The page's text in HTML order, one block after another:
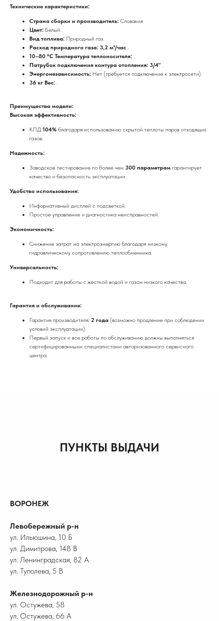
Технические характеристики:
Страна сборки и производитель: Словакия
Цвет: Белый.
Вид топлива: Природный газ.
Расход природного газа: 3,2 м³/час .
10–80 °C Температура теплоносителя: .
Патрубок подключения контура отопления: 3/4" .
Энергонезависимость: Нет (требуется подключение к электросети).
36 кг Вес: .
Преимущества модели:
Высокая эффективность:
КПД 104% благодаря использованию скрытой теплоты паров отходящих
газов.
Надежность:
Заводское тестирование по более чем 300 параметрам гарантирует
качество и безопасность эксплуатации.
Удобство использования:
Информативный дисплей с подсветкой.
Простое управление и диагностика неисправностей.
Экономичность:
Снижение затрат на электроэнергию благодаря низкому
гидравлическому сопротивлению теплообменника.
Универсальность:
Подходит для работы с жесткой водой и газом низкого качества.
Гарантия и обслуживание:
Гарантия производителя: 2 года (возможно продление при соблюдении
условий эксплуатации).
Первый запуск и все работы по обслуживанию должны выполняться
сертифицированными специалистами авторизованного сервисного
центра.
ПУНКТЫ ВЫДАЧИ
ВОРОНЕЖ
Левобережный р-н
ул. Ильюшина, 10 Б
ул. Димитрова, 148 В
ул. Ленинградская, 82 А
ул. Туполева, 5 В
Железнодорожный р-н
ул. Остужева, 58
ул. Остужева, 66 А